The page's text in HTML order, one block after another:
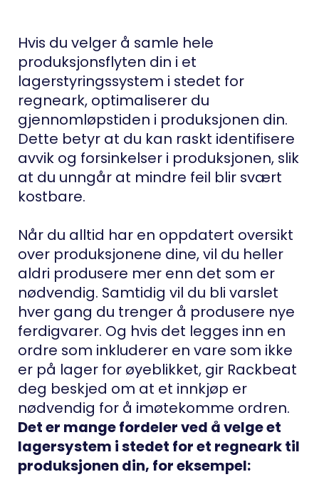
Hvis du velger å samle hele
produksjonsflyten din i et
lagerstyringssystem i stedet for
regneark, optimaliserer du
gjennomløpstiden i produksjonen din.
Dette betyr at du kan raskt identifisere
avvik og forsinkelser i produksjonen, slik
at du unngår at mindre feil blir svært
kostbare.
Når du alltid har en oppdatert oversikt
over produksjonene dine, vil du heller
aldri produsere mer enn det som er
nødvendig. Samtidig vil du bli varslet
hver gang du trenger å produsere nye
ferdigvarer. Og hvis det legges inn en
ordre som inkluderer en vare som ikke
er på lager for øyeblikket, gir Rackbeat
deg beskjed om at et innkjøp er
nødvendig for å imøtekomme ordren.
Det er mange fordeler ved å velge et
lagersystem i stedet for et regneark til
produksjonen din, for eksempel: